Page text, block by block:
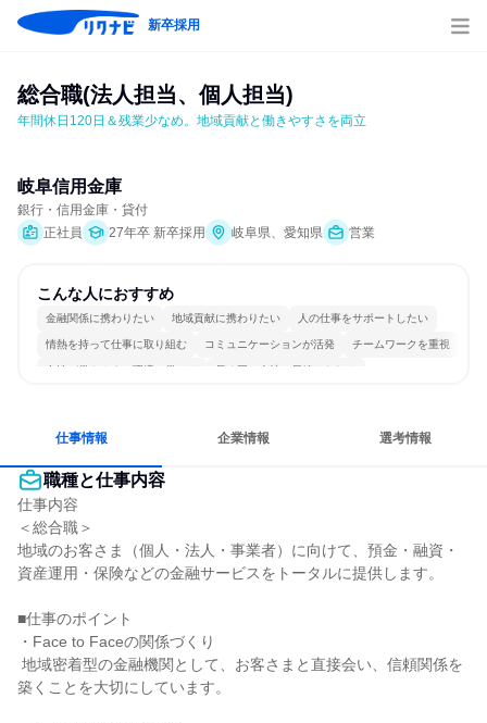
新卒採用
総合職(法人担当、個人担当)
年間休日120日＆残業少なめ。地域貢献と働きやすさを両立
岐阜信用金庫
銀行・信用金庫・貸付
正社員
27年卒 新卒採用 岐阜県、愛知県 営業
こんな人におすすめ
金融関係に携わりたい 地域貢献に携わりたい 人の仕事をサポートしたい
情熱を持って仕事に取り組む コミュニケーションが活発 チームワークを重視
女性が働きやすい環境で働ける 長く同じ会社に居続けられる
仕事情報 企業情報 選考情報
職種と仕事内容
仕事内容
＜総合職＞
地域のお客さま（個人・法人・事業者）に向けて、預金・融資・
資産運用・保険などの金融サービスをトータルに提供します。
■仕事のポイント
・Face to Faceの関係づくり
築くことを大切にしています。